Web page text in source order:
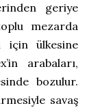
geriye
mezarda
için ülkesine
arabaları,
bozulur.
savaş